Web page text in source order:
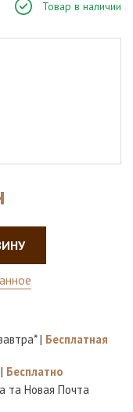
Товар в наличии
| Бесплатная
Бесплатно
та Новая Почта